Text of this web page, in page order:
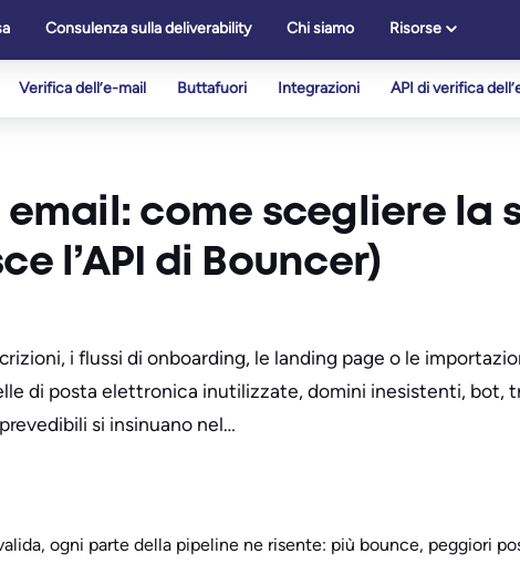
Consulenza sulla deliverability Chi siamo Risorse
Verifica dell’e-mail Buttafuori Integrazioni API di verifica
come scegliere la
l’API di Bouncer)
i flussi di onboarding, le landing page o le
di posta elettronica inutilizzate, domini inesistenti, bot,
si insinuano nel…
ogni parte della pipeline ne risente: più bounce, peggiori